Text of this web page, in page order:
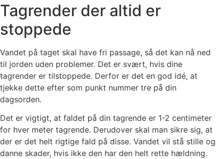
Tagrender der altid er
stoppede
Vandet på taget skal have fri passage, så det kan nå ned
til jorden uden problemer. Det er svært, hvis dine
tagrender er tilstoppede. Derfor er det en god idé, at
tjekke dette efter som punkt nummer tre på din
dagsorden.
Det er vigtigt, at faldet på din tagrende er 1-2 centimeter
for hver meter tagrende. Derudover skal man sikre sig, at
der er det helt rigtige fald på disse. Vandet vil stå stille og
danne skader, hvis ikke den har den helt rette hældning.